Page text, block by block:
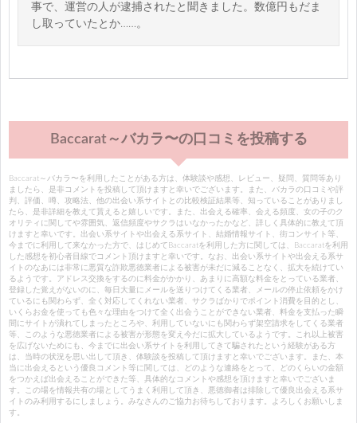
事で、運営の人が逮捕されたと聞きました。数億円もだま
し取っていたとか……。
Baccarat～バカラ〜の口コミを投稿する
Baccarat～バカラ〜を利用したことがある方は、体験談や感想、レビュー、疑問、質問等あり
ましたら、是非コメントを投稿して頂けますと幸いでございます。また、バカラの口コミや評
判、評価、噂、攻略法、他の出会い系サイトとの比較検証結果等、知っていることがありまし
たら、是非詳細を教えて貰えると嬉しいです。また、出会える確率、会える頻度、女の子のク
オリティに関してや雰囲気、返信頻度やサクラはいなかったかなど、詳しく具体的に教えて頂
けますと幸いです。出会い系サイトや出会える系サイト、結婚情報サイト、街コンサイト等、
今までに利用して来なかった方で、はじめてBaccaratを利用した方に関しては、Baccaratを利用
した感想を初心者目線でコメント頂けますと幸いです。なお、出会い系サイトや出会える系サ
イトのなあには非常に悪質な詐欺悪徳業者による被害が未だに減ることなく、拡大を続けてい
るようです。アドレス交換をするのに料金がかかり、あまりに高額な料金をとっている業者、
登録した覚えがないのに、毎日大量にメールを送りつけてくる業者、メールの停止依頼をかけ
ているにも関わらず、全く対応してくれない業者、サクラばかりでポイント消費を目的とし、
いくらお金を使っても色々な理由をつけて全く出会うことができない業者、料金を支払った瞬
間にサイトが潰れてしまったところや、利用していないにも関わらず架空請求をしてくる業者
等、このような悪徳業者による被害が形態を変え今だに拡大しているようです。これ以上被害
を広げないためにも、今までに出会い系サイトを利用してきて騙されたという経験がある方
は、当時の状況を思い出して頂き、体験談を投稿して頂けますと幸いでございます。また、本
当に出会えるという優良コメント等に関しては、どのような連絡をとって、どのくらいの金額
をつかえば出会えることができた等、具体的なコメントや感想を頂けますと幸いでございま
す。この場を情報共有の場としてうまく利用して頂き、悪徳御者は排除して優良出会える系サ
イトのみ利用するにしましょう。みなさんのご協力お待ちしております。よろしくお願いしま
す。